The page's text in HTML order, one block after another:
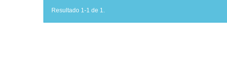
Resultado 1-1 de 1.